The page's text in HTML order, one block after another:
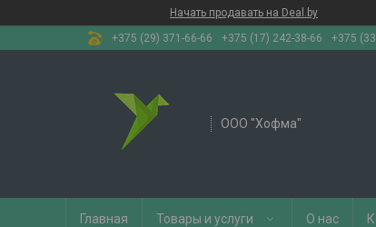
Начать продавать на Deal.by
+375 (29) 371-66-66
+375 (17) 242-38-66 +375
OOO "Хофма"
Главная Товары и услуги О нас